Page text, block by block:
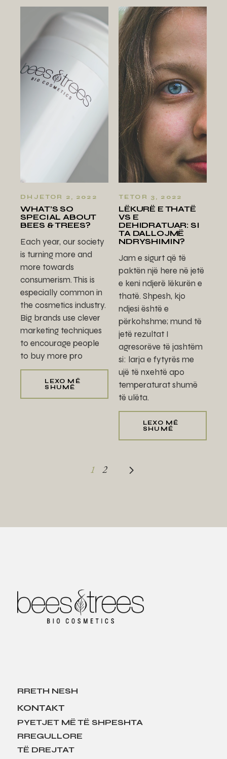
DHJETOR 2, 2022
WHAT’S SO
SPECIAL ABOUT
BEES & TREES?
Each year, our society
is turning more and
more towards
consumerism. This is
especially common in
the cosmetics industry.
Big brands use clever
marketing techniques
to encourage people
to buy more pro
LEXO MË
SHUMË
TETOR 3, 2022
LËKURË E THATË
VS E
DEHIDRATUAR: SI
TA DALLOJMË
NDRYSHIMIN?
Jam e sigurt që të
paktën një here në jetë
e keni ndjerë lëkurën e
thatë. Shpesh, kjo
ndjesi është e
përkohshme; mund të
jetë rezultat I
agresorëve të jashtëm
si: larja e fytyrës me
ujë të nxehtë apo
temperaturat shumë
të ulëta.
LEXO MË
SHUMË
1 2
RRETH NESH
KONTAKT
PYETJET MË TË SHPESHTA
RREGULLORE
TË DREJTAT